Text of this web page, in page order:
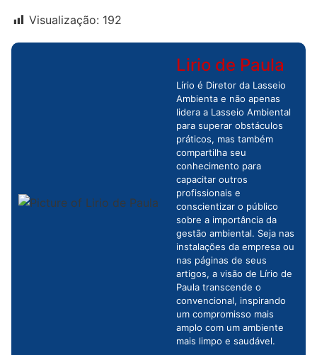
Visualização: 192
Lirio de Paula
Lírio é Diretor da Lasseio
Ambienta e não apenas
lidera a Lasseio Ambiental
para superar obstáculos
práticos, mas também
compartilha seu
conhecimento para
capacitar outros
profissionais e
conscientizar o público
sobre a importância da
gestão ambiental. Seja nas
instalações da empresa ou
nas páginas de seus
artigos, a visão de Lírio de
Paula transcende o
convencional, inspirando
um compromisso mais
amplo com um ambiente
mais limpo e saudável.